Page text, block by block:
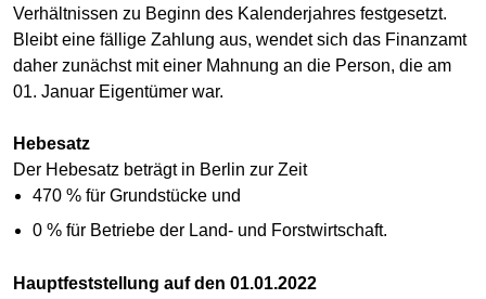
Verhältnissen zu Beginn des Kalenderjahres festgesetzt.
Bleibt eine fällige Zahlung aus, wendet sich das Finanzamt
daher zunächst mit einer Mahnung an die Person, die am
01. Januar Eigentümer war.
Hebesatz
Der Hebesatz beträgt in Berlin zur Zeit
470 % für Grundstücke und
0 % für Betriebe der Land- und Forstwirtschaft.
Hauptfeststellung auf den 01.01.2022